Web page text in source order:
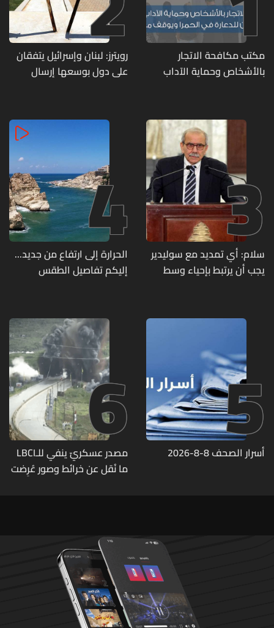
مكتب مكافحة الاتجار
بالأشخاص وحماية الآداب
متورطين
رويترز: لبنان وإسرائيل يتفقان
على دول بوسعها إرسال
3
سلام: أي تمديد مع سوليدير
يجب أن يرتبط بإحياء وسط
4
الحرارة إلى ارتفاع من جديد...
إليكم تفاصيل الطقس
5
أسرار الصحف 8-8-2026 6
مصدر عسكريّ ينفي للـLBCI
ما نُقل عن خرائط وصور عُرِضت